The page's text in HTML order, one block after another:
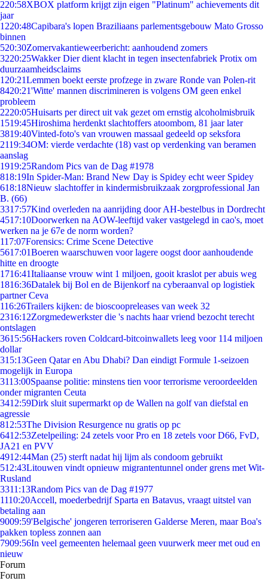
220:58XBOX platform krijgt zijn eigen "Platinum" achievements dit
jaar
1220:48Capibara's lopen Braziliaans parlementsgebouw Mato Grosso
binnen
520:30Zomervakantieweerbericht: aanhoudend zomers
3220:25Wakker Dier dient klacht in tegen insectenfabriek Protix om
duurzaamheidsclaims
1 20:21Lemmen boekt eerste profzege in zware Ronde van Polen-rit
8420:21'Witte' mannen discrimineren is volgens OM geen enkel
probleem
2220:05Huisarts per direct uit vak gezet om ernstig alcoholmisbruik
1519:45Hiroshima herdenkt slachtoffers atoombom, 81 jaar later
3819:40Vinted-foto's van vrouwen massaal gedeeld op seksfora
2119:34OM: vierde verdachte (18) vast op verdenking van beramen
aanslag
1919:25Random Pics van de Dag #1978
818:19In Spider-Man: Brand New Day is Spidey echt weer Spidey
618:18Nieuw slachtoffer in kindermisbruikzaak zorgprofessional Jan
B. (66)
3317:57Kind overleden na aanrijding door AH-bestelbus in Dordrecht
4517:10Doorwerken na AOW-leeftijd vaker vastgelegd in cao's, moet
werken na je 67e de norm worden?
117:07Forensics: Crime Scene Detective
5617:01Boeren waarschuwen voor lagere oogst door aanhoudende
hitte en droogte
1716:41Italiaanse vrouw wint 1 miljoen, gooit kraslot per abuis weg
1816:36Datalek bij Bol en de Bijenkorf na cyberaanval op logistiek
partner Ceva
116:26Trailers kijken: de bioscoopreleases van week 32
2316:12Zorgmedewerkster die 's nachts haar vriend bezocht terecht
ontslagen
3615:56Hackers roven Coldcard-bitcoinwallets leeg voor 114 miljoen
dollar
315:13Geen Qatar en Abu Dhabi? Dan eindigt Formule 1-seizoen
mogelijk in Europa
3113:00Spaanse politie: minstens tien voor terrorisme veroordeelden
onder migranten Ceuta
3412:59Dirk sluit supermarkt op de Wallen na golf van diefstal en
agressie
812:53The Division Resurgence nu gratis op pc
6412:53Zetelpeiling: 24 zetels voor Pro en 18 zetels voor D66, FvD,
JA21 en PVV
4912:44Man (25) sterft nadat hij lijm als condoom gebruikt
512:43Litouwen vindt opnieuw migrantentunnel onder grens met Wit-
Rusland
3311:13Random Pics van de Dag #1977
1110:20Accell, moederbedrijf Sparta en Batavus, vraagt uitstel van
betaling aan
9009:59'Belgische' jongeren terroriseren Galderse Meren, maar Boa's
pakken topless zonnen aan
7909:56In veel gemeenten helemaal geen vuurwerk meer met oud en
nieuw
Forum
Forum